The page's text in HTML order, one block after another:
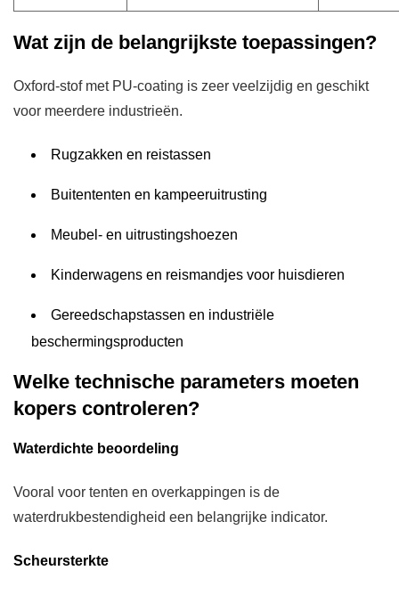
Wat zijn de belangrijkste toepassingen?
Oxford-stof met PU-coating is zeer veelzijdig en geschikt
voor meerdere industrieën.
Rugzakken en reistassen
Buitententen en kampeeruitrusting
Meubel- en uitrustingshoezen
Kinderwagens en reismandjes voor huisdieren
Gereedschapstassen en industriële
beschermingsproducten
Welke technische parameters moeten
kopers controleren?
Waterdichte beoordeling
Vooral voor tenten en overkappingen is de
waterdrukbestendigheid een belangrijke indicator.
Scheursterkte